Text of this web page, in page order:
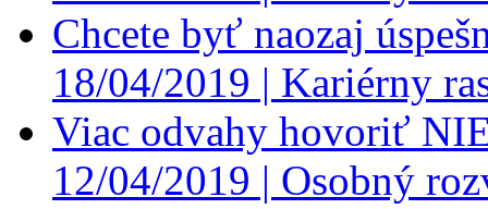
Chcete byť naozaj
18/04/2019 | Kariérny
Viac odvahy hovoriť
12/04/2019 | Osobný